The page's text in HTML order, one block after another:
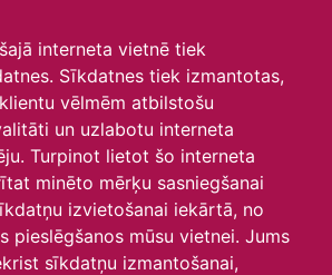
interneta vietnē tiek
Sīkdatnes tiek izmantotas,
vēlmēm atbilstošu
un uzlabotu interneta
Turpinot lietot šo interneta
minēto mērķu sasniegšanai
izvietošanai iekārtā, no
pieslēgšanos mūsu vietnei. Jums
sīkdatņu izmantošanai,
Šonedēļ
Šomēnes